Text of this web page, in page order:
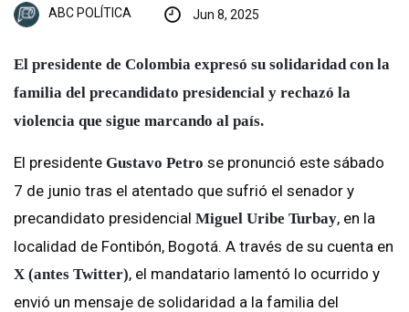
ABC POLÍTICA Jun 8, 2025
El presidente de Colombia expresó su solidaridad con la
familia del precandidato presidencial y rechazó la
violencia que sigue marcando al país.
El presidente Gustavo Petro se pronunció este sábado
7 de junio tras el atentado que sufrió el senador y
precandidato presidencial Miguel Uribe Turbay, en la
localidad de Fontibón, Bogotá. A través de su cuenta en
X (antes Twitter), el mandatario lamentó lo ocurrido y
envió un mensaje de solidaridad a la familia del